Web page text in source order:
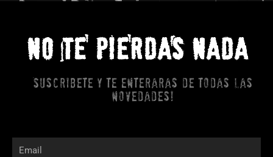
NO TE PIERDAS NADA
Suscribete y te enteraras de todas las
novedades!